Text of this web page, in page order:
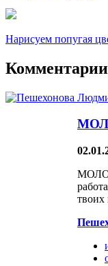
Нарисуем попугая
Комментарии
твоих